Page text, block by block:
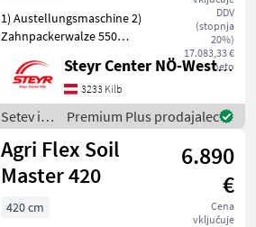
10 Kreisel
DDV
(stopnja
20%)
17.083,33 €
neto
1) Austellungsmaschine 2)
Zahnpackerwalze 550
Anbaumaschinen 4)
Beleuchtung Setev in nega
Setvena kombinacija
Steyr Center NÖ-West - Standort Kilb
3233 Kilb
Setev in
nega /
Pöttinger
Premium Plus prodajalec
Agri Flex Soil
Master 420
6.890
€
Cena
vključuje
420 cm